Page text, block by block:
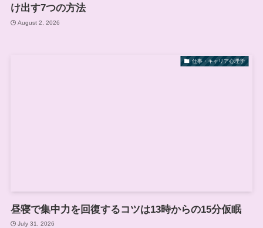
け出す7つの方法
August 2, 2026
仕事・キャリア心理学
昼寝で集中力を回復するコツは13時からの15分仮眠
July 31, 2026